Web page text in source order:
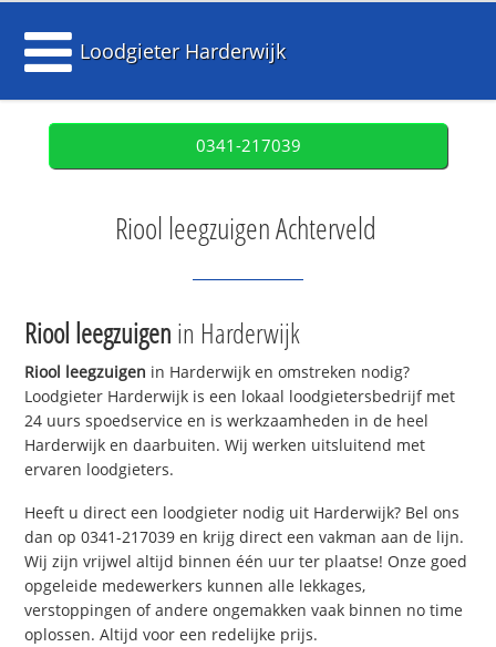
Loodgieter Harderwijk
0341-217039
Riool leegzuigen Achterveld
Riool leegzuigen in Harderwijk
Riool leegzuigen in Harderwijk en omstreken nodig?
Loodgieter Harderwijk is een lokaal loodgietersbedrijf met
24 uurs spoedservice en is werkzaamheden in de heel
Harderwijk en daarbuiten. Wij werken uitsluitend met
ervaren loodgieters.
Heeft u direct een loodgieter nodig uit Harderwijk? Bel ons
dan op 0341-217039 en krijg direct een vakman aan de lijn.
Wij zijn vrijwel altijd binnen één uur ter plaatse! Onze goed
opgeleide medewerkers kunnen alle lekkages,
verstoppingen of andere ongemakken vaak binnen no time
oplossen. Altijd voor een redelijke prijs.